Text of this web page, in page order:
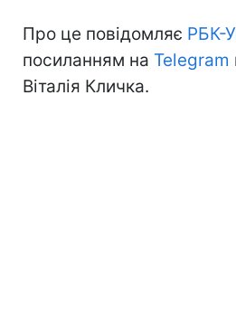
Про це повідомляє РБК-
посиланням на Telegram
Віталія Кличка.